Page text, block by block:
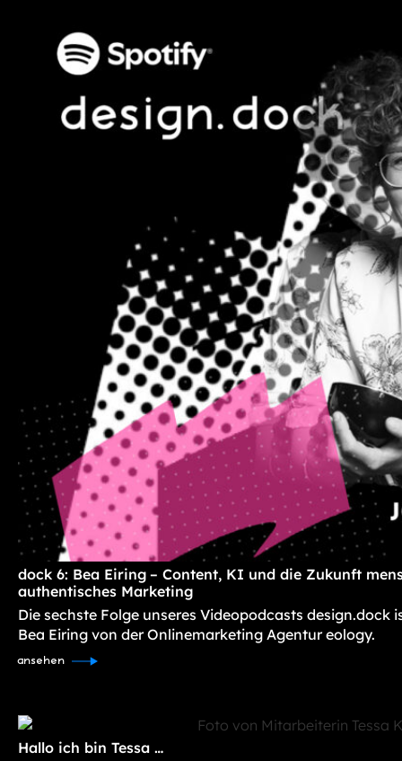
dock 6: Bea Eiring – Content, KI und die Zukunft
authentisches Marketing
Die sechste Folge unseres Videopodcasts design.dock
Bea Eiring von der Onlinemarketing Agentur eology.
ansehen
Hallo ich bin Tessa …